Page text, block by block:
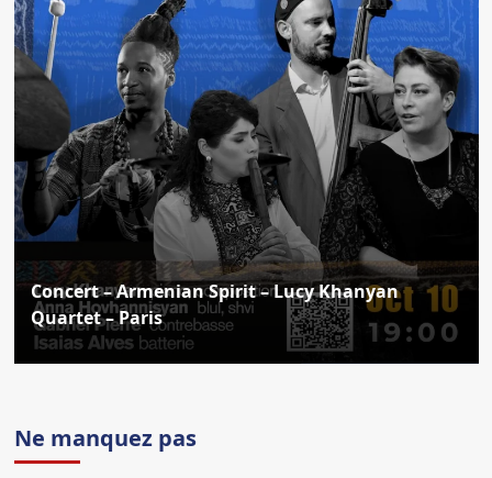
Concert – Armenian Spirit – Lucy Khanyan
Quartet – Paris
Ne manquez pas